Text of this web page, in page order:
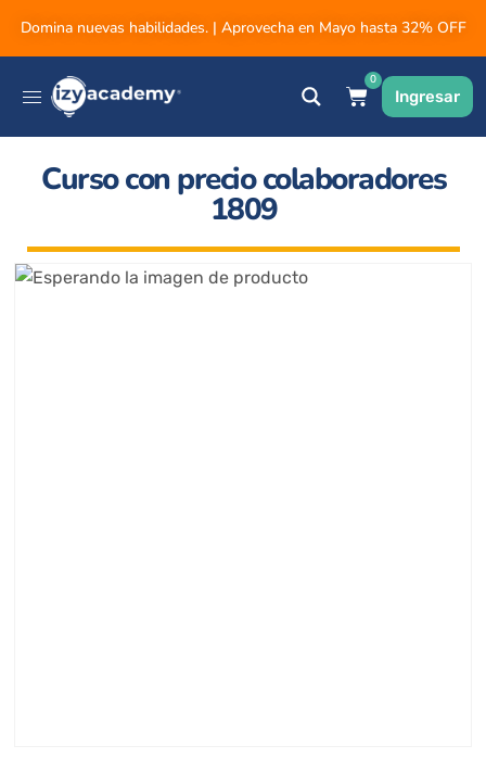
Domina nuevas habilidades. | Aprovecha en Mayo hasta 32% OFF
0
Ingresar
Curso con precio colaboradores
1809